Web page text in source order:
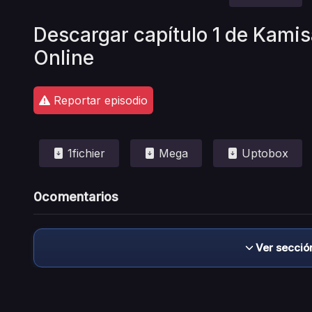
Descargar capítulo 1 de
Online
Reportar episodio
1fichier Mega Uptobox
0comentarios
Ver